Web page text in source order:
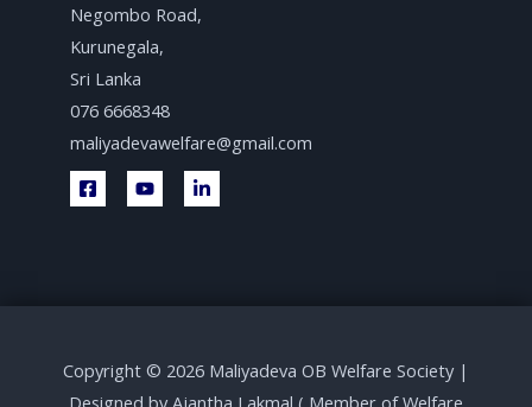
Negombo Road,
Kurunegala,
Sri Lanka
076 6668348
maliyadevawelfare@gmail.com
Copyright © 2026 Maliyadeva OB Welfare Society |
Designed by Ajantha Lakmal ( Member of Welfare